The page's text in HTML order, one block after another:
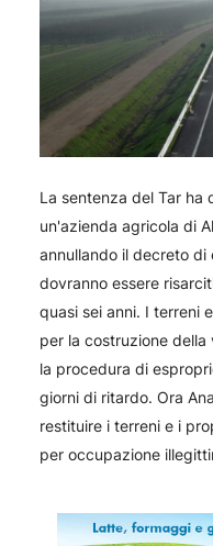
La sentenza del Tar ha
un'azienda agricola di
annullando il decreto di
dovranno essere
quasi sei anni. I terreni
per la costruzione della
la procedura di
giorni di ritardo. Ora
restituire i terreni e i
per occupazione